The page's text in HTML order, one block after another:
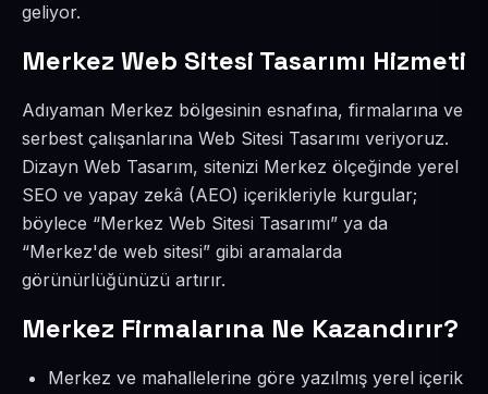
geliyor.
Merkez Web Sitesi Tasarımı Hizmeti
Adıyaman Merkez bölgesinin esnafına, firmalarına ve
serbest çalışanlarına Web Sitesi Tasarımı veriyoruz.
Dizayn Web Tasarım, sitenizi Merkez ölçeğinde yerel
SEO ve yapay zekâ (AEO) içerikleriyle kurgular;
böylece “Merkez Web Sitesi Tasarımı” ya da
“Merkez'de web sitesi” gibi aramalarda
görünürlüğünüzü artırır.
Merkez Firmalarına Ne Kazandırır?
Merkez ve mahallelerine göre yazılmış yerel içerik